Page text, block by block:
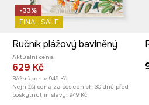
-33%
FINAL SALE
Ručník plážový bavlněný
Aktuální cena:
629 Kč
Běžná cena: 949 Kč
Nejnižší cena za posledních 30 dnů před
poskytnutím slevy: 949 Kč